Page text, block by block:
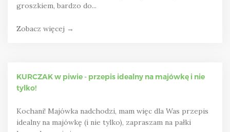
groszkiem, bardzo do...
Zobacz więcej →
KURCZAK w piwie - przepis idealny na majówkę i nie
tylko!
Kochani! Majówka nadchodzi, mam więc dla Was przepis
idealny na majówkę (i nie tylko), zapraszam na pałki